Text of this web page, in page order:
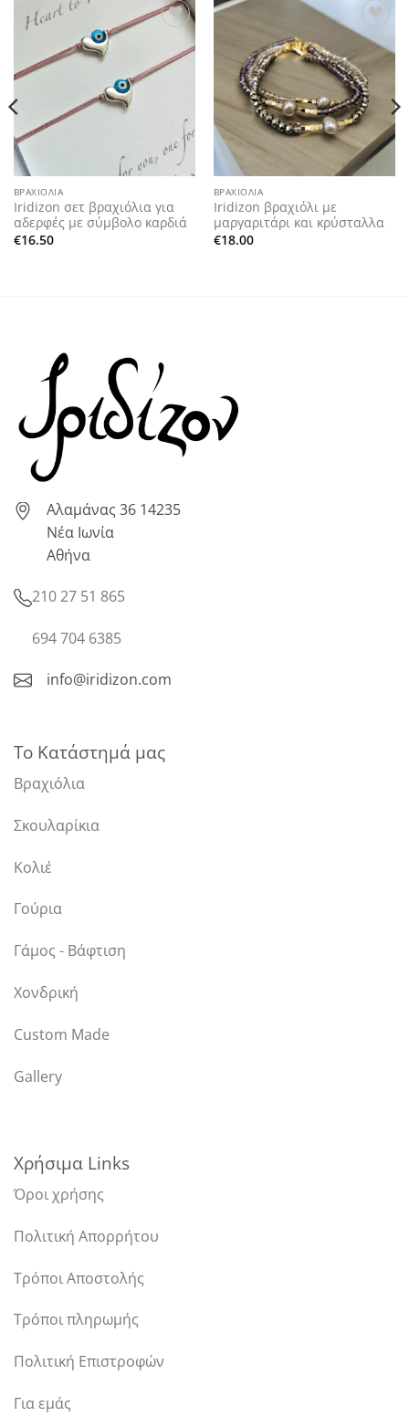
wishlist
ΒΡΑΧΙΌΛΙΑ
Iridizon σετ βραχιόλια για
αδερφές με σύμβολο καρδιά
€16.50
Add to
wishlist
ΒΡΑΧΙΌΛΙΑ
Iridizon βραχιόλι με
μαργαριτάρι και κρύσταλλα
€18.00
Αλαμάνας 36 14235
Νέα Ιωνία
Αθήνα
210 27 51 865
694 704 6385
info@iridizon.com
Το Κατάστημά μας
Βραχιόλια
Σκουλαρίκια
Κολιέ
Γούρια
Γάμος - Βάφτιση
Χονδρική
Custom Made
Gallery
Χρήσιμα Links
Όροι χρήσης
Πολιτική Απορρήτου
Τρόποι Αποστολής
Τρόποι πληρωμής
Πολιτική Επιστροφών
Για εμάς